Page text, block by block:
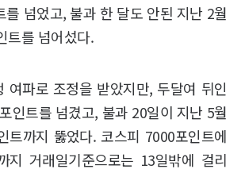
를 넘었고, 불과 한 달도 안된 지난 2월
트를 넘어섰다.
여파로 조정을 받았지만, 두달여 뒤인
인트를 넘겼고, 불과 20일이 지난 5월
트까지 뚫었다. 코스피 7000포인트에
지 거래일기준으로는 13일밖에 걸리